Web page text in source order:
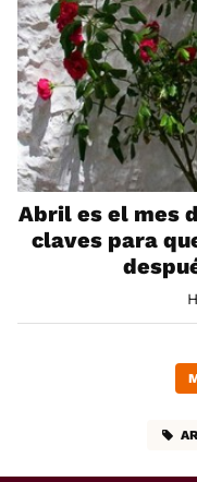
Abril es el mes
claves para